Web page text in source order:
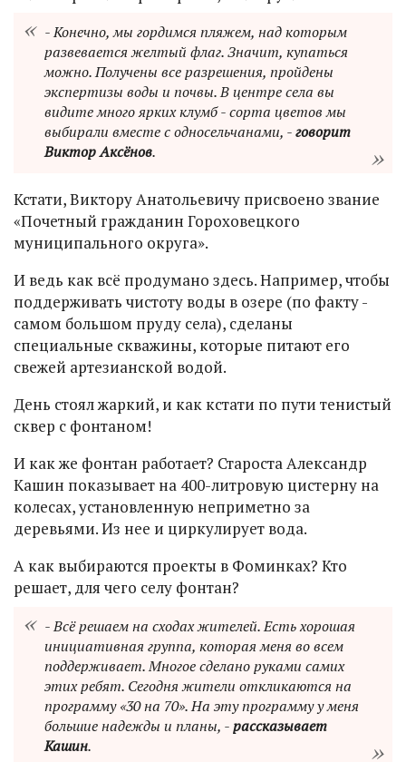
- Конечно, мы гордимся пляжем, над которым
развевается желтый флаг. Значит, купаться
можно. Получены все разрешения, пройдены
экспертизы воды и почвы. В центре села вы
видите много ярких клумб - сорта цветов мы
выбирали вместе с односельчанами, -говорит
Виктор Аксёнов.
Кстати, Виктору Анатольевичу присвоено звание
«Почетный гражданин Гороховецкого
муниципального округа».
И ведь как всё продумано здесь. Например, чтобы
поддерживать чистоту воды в озере (по факту -
самом большом пруду села), сделаны
специальные скважины, которые питают его
свежей артезианской водой.
День стоял жаркий, и как кстати по пути тенистый
сквер с фонтаном!
И как же фонтан работает? Староста Александр
Кашин показывает на 400-литровую цистерну на
колесах, установленную неприметно за
деревьями. Из нее и циркулирует вода.
А как выбираются проекты в Фоминках? Кто
решает, для чего селу фонтан?
- Всё решаем на сходах жителей. Есть хорошая
инициативная группа, которая меня во всем
поддерживает. Многое сделано руками самих
этих ребят. Сегодня жители откликаются на
программу «30 на 70». На эту программу у меня
большие надежды и планы, -рассказывает
Кашин.